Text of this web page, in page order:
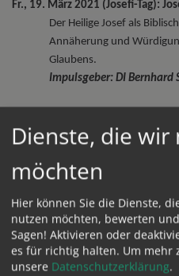
Fr., 19. März 2021 (Josefi-Tag):
Der Heilige Josef als
Annäherung und
Glaubens.
Impulsgeber: DI Bernhard
Religiöse Erziehung war im
Was können wir über Josef
gelingt religiöse Erziehung
Schulamt der Diözese Linz
Mi, 28. April: Arbeit
Josef der Arbeiter - ein
Dienste, die wir
möchten
Hier können Sie die Dienste,
nutzen möchten, bewerten
Sagen! Aktivieren oder
es für richtig halten. Um mehr
unsere Datenschutzerklärung.